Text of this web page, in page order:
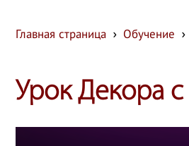
Главная страница Обучение
Урок Декора